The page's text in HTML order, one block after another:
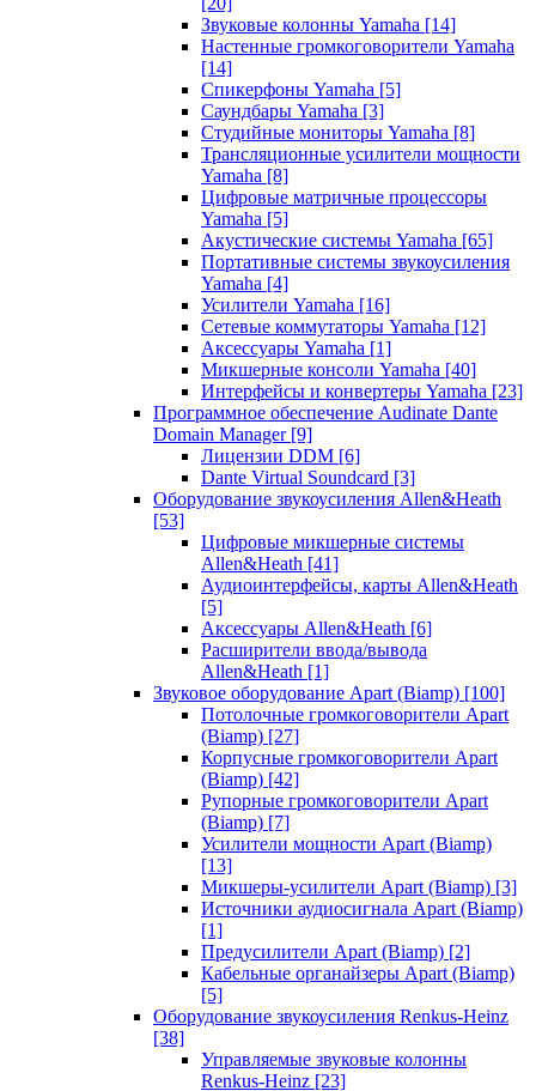
Звуковые колонны Yamaha [14]
Настенные громкоговорители Yamaha
[14]
Спикерфоны Yamaha [5]
Саундбары Yamaha [3]
Студийные мониторы Yamaha [8]
Трансляционные усилители мощности
Yamaha [8]
Цифровые матричные процессоры
Yamaha [5]
Акустические системы Yamaha [65]
Портативные системы звукоусиления
Yamaha [4]
Усилители Yamaha [16]
Сетевые коммутаторы Yamaha [12]
Аксессуары Yamaha [1]
Микшерные консоли Yamaha [40]
Интерфейсы и конвертеры Yamaha [23]
Программное обеспечение Audinate Dante
Domain Manager [9]
Лицензии DDM [6]
Dante Virtual Soundcard [3]
Оборудование звукоусиления Allen&Heath
[53]
Цифровые микшерные системы
Allen&Heath [41]
Аудиоинтерфейсы, карты Allen&Heath
[5]
Аксессуары Allen&Heath [6]
Расширители ввода/вывода
Allen&Heath [1]
Звуковое оборудование Apart (Biamp) [100]
Потолочные громкоговорители Apart
(Biamp) [27]
Корпусные громкоговорители Apart
(Biamp) [42]
Рупорные громкоговорители Apart
(Biamp) [7]
Усилители мощности Apart (Biamp)
[13]
Микшеры-усилители Apart (Biamp) [3]
Источники аудиосигнала Apart (Biamp)
[1]
Предусилители Apart (Biamp) [2]
Кабельные органайзеры Apart (Biamp)
[5]
Оборудование звукоусиления Renkus-Heinz
[38]
Управляемые звуковые колонны
Renkus-Heinz [23]